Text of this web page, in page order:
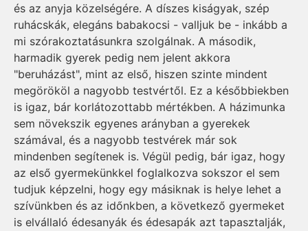
és az anyja közelségére. A díszes kiságyak, szép
ruhácskák, elegáns babakocsi - valljuk be - inkább a
mi szórakoztatásunkra szolgálnak. A második,
harmadik gyerek pedig nem jelent akkora
"beruházást", mint az első, hiszen szinte mindent
megörököl a nagyobb testvértől. Ez a későbbiekben
is igaz, bár korlátozottabb mértékben. A házimunka
sem növekszik egyenes arányban a gyerekek
számával, és a nagyobb testvérek már sok
mindenben segítenek is. Végül pedig, bár igaz, hogy
az első gyermekünkkel foglalkozva sokszor el sem
tudjuk képzelni, hogy egy másiknak is helye lehet a
szívünkben és az időnkben, a következő gyermeket
is elvállaló édesanyák és édesapák azt tapasztalják,